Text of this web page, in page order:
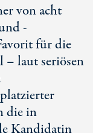
von acht
-
für die
– laut seriösen
die in